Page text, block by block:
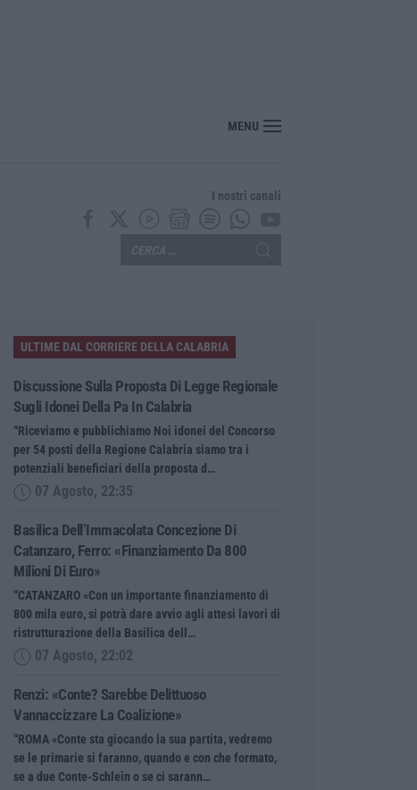
Sarebbe delittuoso vannaccizzare la coalizione»
MENU
I nostri canali
ULTIME DAL CORRIERE DELLA CALABRIA
Discussione Sulla Proposta Di Legge Regionale
Sugli Idonei Della Pa In Calabria
“Riceviamo e pubblichiamo Noi idonei del Concorso
per 54 posti della Regione Calabria siamo tra i
potenziali beneficiari della proposta d…
07 Agosto, 22:35
Basilica Dell’Immacolata Concezione Di
Catanzaro, Ferro: «finanziamento Da 800
Milioni Di Euro»
“CATANZARO «Con un importante finanziamento di
800 mila euro, si potrà dare avvio agli attesi lavori di
ristrutturazione della Basilica dell…
07 Agosto, 22:02
Renzi: «Conte? Sarebbe Delittuoso
Vannaccizzare La Coalizione»
“ROMA «Conte sta giocando la sua partita, vedremo
se le primarie si faranno, quando e con che formato,
se a due Conte-Schlein o se ci sarann…